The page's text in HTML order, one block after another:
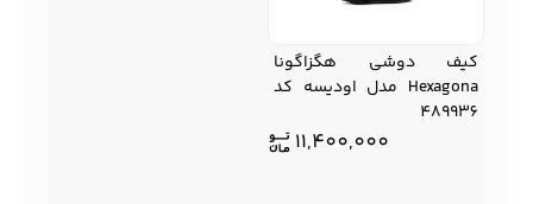
کیف دوشی هگزاگونا
Hexagona مدل اودیسه کد
489936
11,400,000